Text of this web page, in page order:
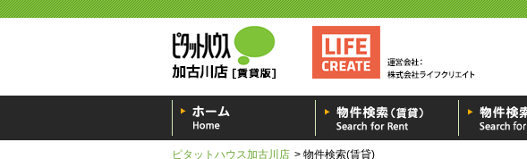
ピタットハウス加古川店 物件検索(賃貸)